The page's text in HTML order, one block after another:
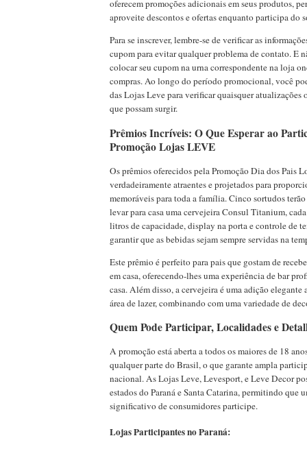
oferecem promoções adicionais em seus produtos,
aproveite descontos e ofertas enquanto participa do
Para se inscrever, lembre-se de verificar as
cupom para evitar qualquer problema de contato. E
colocar seu cupom na urna correspondente na loja
compras. Ao longo do período promocional, você
das Lojas Leve para verificar quaisquer atualizações
que possam surgir.
Prêmios Incríveis: O Que Esperar ao
Promoção Lojas LEVE
Os prêmios oferecidos pela Promoção Dia dos Pais
verdadeiramente atraentes e projetados para
memoráveis para toda a família. Cinco sortudos
levar para casa uma cervejeira Consul Titanium,
litros de capacidade, display na porta e controle de
garantir que as bebidas sejam sempre servidas na
Este prêmio é perfeito para pais que gostam de
em casa, oferecendo-lhes uma experiência de bar
casa. Além disso, a cervejeira é uma adição
área de lazer, combinando com uma variedade de
Quem Pode Participar, Localidades e
A promoção está aberta a todos os maiores de 18
qualquer parte do Brasil, o que garante ampla
nacional. As Lojas Leve, Levesport, e Leve Decor
estados do Paraná e Santa Catarina, permitindo que
significativo de consumidores participe.
Lojas Participantes no Paraná: